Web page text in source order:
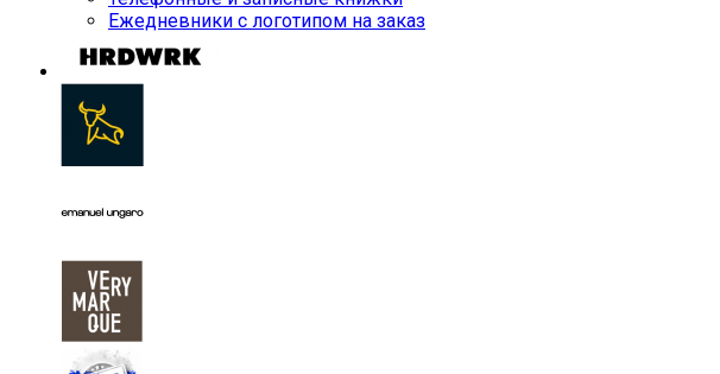
Ежедневники с логотипом на заказ